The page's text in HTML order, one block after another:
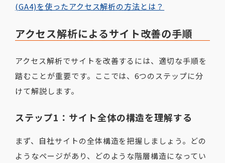
(GA4)を使ったアクセス解析の方法とは？
アクセス解析によるサイト改善の手順
アクセス解析でサイトを改善するには、適切な手順を
踏むことが重要です。ここでは、6つのステップに分
けて解説します。
ステップ1：サイト全体の構造を理解する
まず、自社サイトの全体構造を把握しましょう。どの
ようなページがあり、どのような階層構造になってい